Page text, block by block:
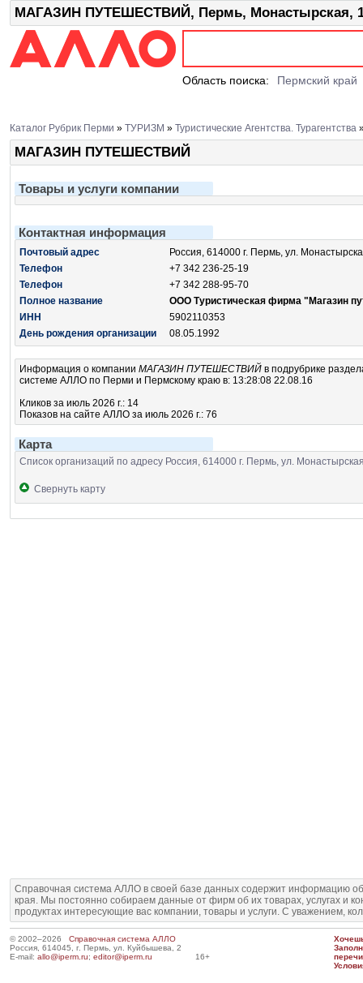
МАГАЗИН ПУТЕШЕСТВИЙ, Пермь, Монастырская,
Область поиска: Пермский край
Каталог Рубрик Перми » ТУРИЗМ » Туристические Агентства. Турагентства
МАГАЗИН ПУТЕШЕСТВИЙ
Товары и услуги компании
Контактная информация
Почтовый адрес
Россия, 614000 г. Пермь, ул.
Телефон
+7 342 236-25-19
Телефон
+7 342 288-95-70
Полное название
ООО Туристическая фирма "Магазин
ИНН
5902110353
День рождения организации
08.05.1992
Информация о компании МАГАЗИН ПУТЕШЕСТВИЙ в подрубрике
системе АЛЛО по Перми и Пермскому краю в: 13:28:08 22.08.16
Кликов за июль 2026 г.: 14
Показов на сайте АЛЛО за июль 2026 г.: 76
Карта
Список организаций по адресу Россия, 614000 г. Пермь, ул.
Свернуть карту
Справочная система АЛЛО в своей базе данных содержит информацию
края. Мы постоянно собираем данные от фирм об их товарах, услугах и
продуктах интересующие вас компании, товары и услуги. С уважением,
© 2002–2026 Справочная система АЛЛО
Россия, 614045, г. Пермь, ул. Куйбышева, 2
E-mail: allo@iperm.ru; editor@iperm.ru 16+